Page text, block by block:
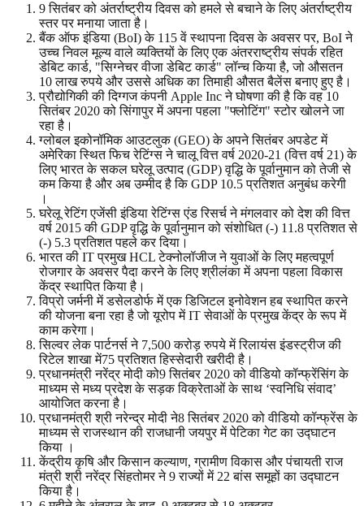
9 सितंबर को अंतर्राष्ट्रीय दिवस को हमले से बचाने के लिए अंतर्राष्ट्रीय
स्तर पर मनाया जाता है।
बैंक ऑफ इंडिया (BoI) के 115 वें स्थापना दिवस के अवसर पर, BoI ने
उच्च निवल मूल्य वाले व्यक्तियों के लिए एक अंतरराष्ट्रीय संपर्क रहित
डेबिट कार्ड, "सिग्नेचर वीजा डेबिट कार्ड" लॉन्च किया है, जो औसतन
10 लाख रुपये और उससे अधिक का तिमाही औसत बैलेंस बनाए हुए है।
प्रौद्योगिकी की दिग्गज कंपनी Apple Inc ने घोषणा की है कि वह 10
सितंबर 2020 को सिंगापुर में अपना पहला "फ्लोटिंग" स्टोर खोलने जा
रहा है।
ग्लोबल इकोनॉमिक आउटलुक (GEO) के अपने सितंबर अपडेट में
अमेरिका स्थित फिच रेटिंग्स ने चालू वित्त वर्ष 2020-21 (वित्त वर्ष 21) के
लिए भारत के सकल घरेलू उत्पाद (GDP) वृद्धि के पूर्वानुमान को तेजी से
कम किया है और अब उम्मीद है कि GDP 10.5 प्रतिशत अनुबंध करेगी
।
घरेलू रेटिंग एजेंसी इंडिया रेटिंग्स एंड रिसर्च ने मंगलवार को देश की वित्त
वर्ष 2015 की GDP वृद्धि के पूर्वानुमान को संशोधित (-) 11.8 प्रतिशत से
(-) 5.3 प्रतिशत पहले कर दिया।
भारत की IT प्रमुख HCL टेक्नोलॉजीज ने युवाओं के लिए महत्वपूर्ण
रोजगार के अवसर पैदा करने के लिए श्रीलंका में अपना पहला विकास
केंद्र स्थापित किया है।
विप्रो जर्मनी में डसेलडोर्फ में एक डिजिटल इनोवेशन हब स्थापित करने
की योजना बना रहा है जो यूरोप में IT सेवाओं के प्रमुख केंद्र के रूप में
काम करेगा।
सिल्वर लेक पार्टनर्स ने 7,500 करोड़ रुपये में रिलायंस इंडस्ट्रीज की
रिटेल शाखा में75 प्रतिशत हिस्सेदारी खरीदी है।
प्रधानमंत्री नरेंद्र मोदी को9 सितंबर 2020 को वीडियो कॉन्फ्रेंसिंग के
माध्यम से मध्य प्रदेश के सड़क विक्रेताओं के साथ ‘स्वनिधि संवाद’
आयोजित करना है।
प्रधानमंत्री श्री नरेन्द्र मोदी ने8 सितंबर 2020 को वीडियो कॉन्फ्रेंस के
माध्यम से राजस्थान की राजधानी जयपुर में पेटिका गेट का उद्घाटन
किया ।
केंद्रीय कृषि और किसान कल्याण, ग्रामीण विकास और पंचायती राज
मंत्री श्री नरेंद्र सिंहतोमर ने 9 राज्यों में 22 बांस समूहों का उद्घाटन
किया है।